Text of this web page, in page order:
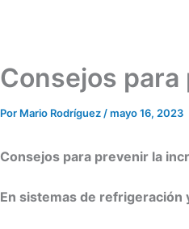
Consejos
Por Mario Rodríguez /mayo 16, 2023
Consejos para prevenir la
En sistemas de